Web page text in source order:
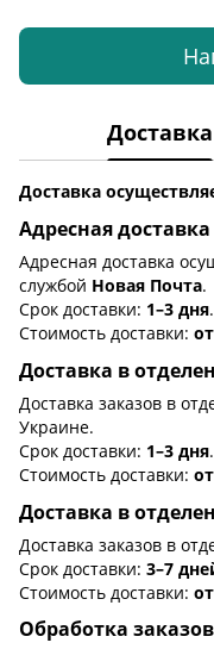
Доставка
Доставка
Адресная доставка
Адресная доставка
службой Новая Почта.
Срок доставки: 1–3 дня.
Стоимость доставки:
Доставка в
Доставка заказов в
Украине.
Срок доставки: 1–3 дня.
Стоимость доставки:
Доставка в
Доставка заказов в
Срок доставки: 3–7
Стоимость доставки:
Обработка заказов